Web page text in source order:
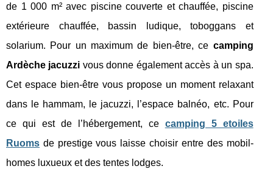
de 1 000 m² avec piscine couverte et chauffée, piscine
extérieure chauffée, bassin ludique, toboggans et
solarium. Pour un maximum de bien-être, ce camping
Ardèche jacuzzi vous donne également accès à un spa.
Cet espace bien-être vous propose un moment relaxant
dans le hammam, le jacuzzi, l’espace balnéo, etc. Pour
ce qui est de l’hébergement, ce camping 5 etoiles
Ruoms de prestige vous laisse choisir entre des mobil-
homes luxueux et des tentes lodges.